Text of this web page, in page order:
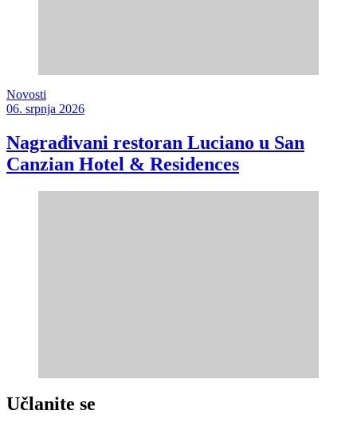
Novosti
06. srpnja 2026
Nagrađivani restoran Luciano u San
Canzian Hotel & Residences
Učlanite se